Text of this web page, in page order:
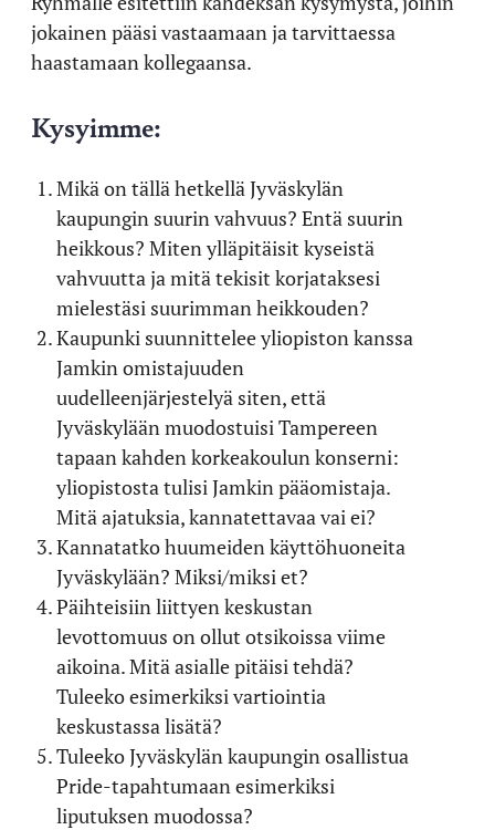
jokainen pääsi vastaamaan ja tarvittaessa
haastamaan kollegaansa.
Kysyimme:
Mikä on tällä hetkellä Jyväskylän
kaupungin suurin vahvuus? Entä suurin
heikkous? Miten ylläpitäisit kyseistä
vahvuutta ja mitä tekisit korjataksesi
mielestäsi suurimman heikkouden?
Kaupunki suunnittelee yliopiston kanssa
Jamkin omistajuuden
uudelleenjärjestelyä siten, että
Jyväskylään muodostuisi Tampereen
tapaan kahden korkeakoulun konserni:
yliopistosta tulisi Jamkin pääomistaja.
Mitä ajatuksia, kannatettavaa vai ei?
Kannatatko huumeiden käyttöhuoneita
Jyväskylään? Miksi/miksi et?
Päihteisiin liittyen keskustan
levottomuus on ollut otsikoissa viime
aikoina. Mitä asialle pitäisi tehdä?
Tuleeko esimerkiksi vartiointia
keskustassa lisätä?
Tuleeko Jyväskylän kaupungin osallistua
Pride-tapahtumaan esimerkiksi
liputuksen muodossa?